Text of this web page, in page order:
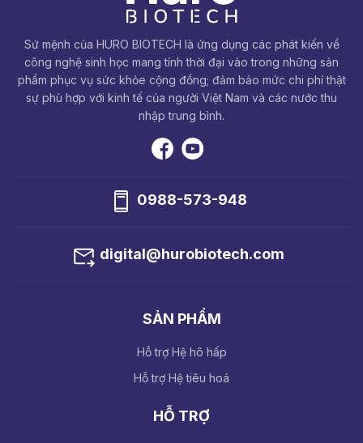
Sứ mệnh của HURO BIOTECH là ứng dụng các phát kiến về
công nghệ sinh học mang tính thời đại vào trong những sản
phẩm phục vụ sức khỏe cộng đồng; đảm bảo mức chi phí thật
sự phù hợp với kinh tế của người Việt Nam và các nước thu
nhập trung bình.
0988-573-948
digital@hurobiotech.com
SẢN PHẨM
Hỗ trợ Hệ hô hấp
Hỗ trợ Hệ tiêu hoá
HỖ TRỢ